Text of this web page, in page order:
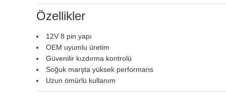
Özellikler
12V 8 pin yapı
OEM uyumlu üretim
Güvenilir kızdırma kontrolü
Soğuk marşta yüksek performans
Uzun ömürlü kullanım